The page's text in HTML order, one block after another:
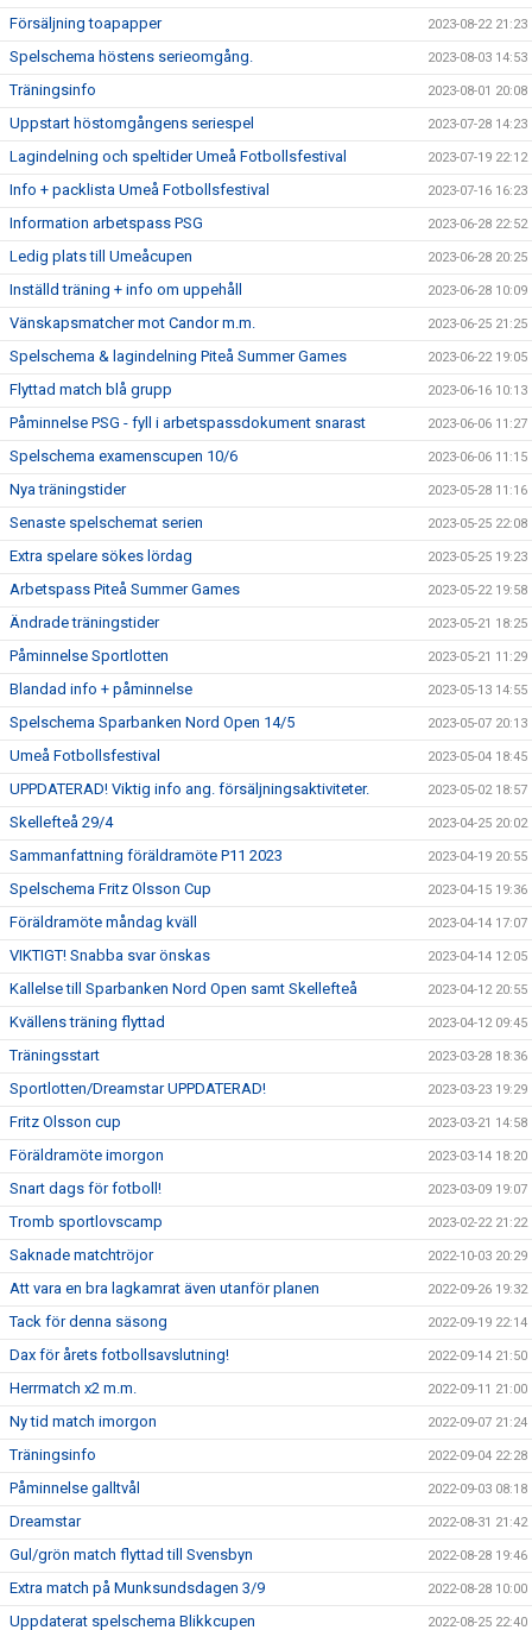
Försäljning toapapper 2023-08-22 21:23
Spelschema höstens serieomgång. 2023-08-03 14:53
Träningsinfo 2023-08-01 20:08
Uppstart höstomgångens seriespel 2023-07-28 14:23
Lagindelning och speltider Umeå Fotbollsfestival 2023-07-19 22:12
Info + packlista Umeå Fotbollsfestival 2023-07-16 16:23
Information arbetspass PSG 2023-06-28 22:52
Ledig plats till Umeåcupen 2023-06-28 20:25
Inställd träning + info om uppehåll 2023-06-28 10:09
Vänskapsmatcher mot Candor m.m. 2023-06-25 21:25
Spelschema & lagindelning Piteå Summer Games 2023-06-22 19:05
Flyttad match blå grupp 2023-06-16 10:13
Påminnelse PSG - fyll i arbetspassdokument snarast 2023-06-06 11:27
Spelschema examenscupen 10/6 2023-06-06 11:15
Nya träningstider 2023-05-28 11:16
Senaste spelschemat serien 2023-05-25 22:08
Extra spelare sökes lördag 2023-05-25 19:23
Arbetspass Piteå Summer Games 2023-05-22 19:58
Ändrade träningstider 2023-05-21 18:25
Påminnelse Sportlotten 2023-05-21 11:29
Blandad info + påminnelse 2023-05-13 14:55
Spelschema Sparbanken Nord Open 14/5 2023-05-07 20:13
Umeå Fotbollsfestival 2023-05-04 18:45
UPPDATERAD! Viktig info ang. försäljningsaktiviteter. 2023-05-02 18:57
Skellefteå 29/4 2023-04-25 20:02
Sammanfattning föräldramöte P11 2023 2023-04-19 20:55
Spelschema Fritz Olsson Cup 2023-04-15 19:36
Föräldramöte måndag kväll 2023-04-14 17:07
VIKTIGT! Snabba svar önskas 2023-04-14 12:05
Kallelse till Sparbanken Nord Open samt Skellefteå 2023-04-12 20:55
Kvällens träning flyttad 2023-04-12 09:45
Träningsstart 2023-03-28 18:36
Sportlotten/Dreamstar UPPDATERAD! 2023-03-23 19:29
Fritz Olsson cup 2023-03-21 14:58
Föräldramöte imorgon 2023-03-14 18:20
Snart dags för fotboll! 2023-03-09 19:07
Tromb sportlovscamp 2023-02-22 21:22
Saknade matchtröjor 2022-10-03 20:29
Att vara en bra lagkamrat även utanför planen 2022-09-26 19:32
Tack för denna säsong 2022-09-19 22:14
Dax för årets fotbollsavslutning! 2022-09-14 21:50
Herrmatch x2 m.m. 2022-09-11 21:00
Ny tid match imorgon 2022-09-07 21:24
Träningsinfo 2022-09-04 22:28
Påminnelse galltvål 2022-09-03 08:18
Dreamstar 2022-08-31 21:42
Gul/grön match flyttad till Svensbyn 2022-08-28 19:46
Extra match på Munksundsdagen 3/9 2022-08-28 10:00
Uppdaterat spelschema Blikkcupen 2022-08-25 22:40